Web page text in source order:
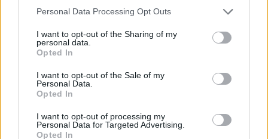
Personal Data Processing Opt Outs
I want to opt-out of the Sharing of my
personal data.
Opted In
I want to opt-out of the Sale of my
Personal Data.
Opted In
I want to opt-out of processing my
Personal Data for Targeted Advertising.
Opted In
Η κλήρωση θα διεξαχθεί με τη χρήση
πραγματοποιηθεί μέσω τηλεδιάσκεψης».
ΤΕΛΕΥΤΑΙΑ ΝΕΑ